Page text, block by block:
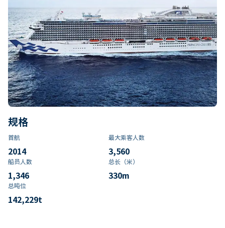
规格
首航
2014
最大乘客人数
3,560
船员人数
1,346
总长（米）
330m
总吨位
142,229t